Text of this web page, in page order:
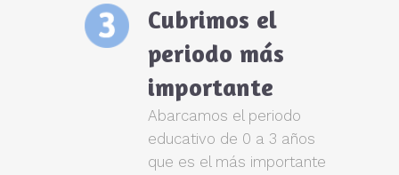
Cubrimos el
periodo más
importante
Abarcamos el periodo
educativo de 0 a 3 años
que es el más importante